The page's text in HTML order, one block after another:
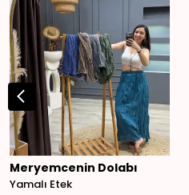
Meryemcenin Dolabı
Yamalı Etek